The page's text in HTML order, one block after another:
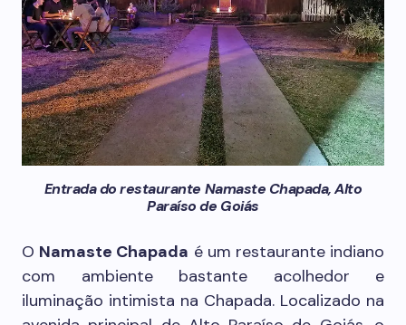
Entrada do restaurante Namaste Chapada, Alto
Paraíso de Goiás
O Namaste Chapada é um restaurante indiano
com ambiente bastante acolhedor e
iluminação intimista na Chapada. Localizado na